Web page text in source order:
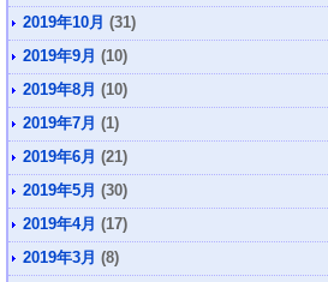
2019年10月 (31)
2019年9月 (10)
2019年8月 (10)
2019年7月 (1)
2019年6月 (21)
2019年5月 (30)
2019年4月 (17)
2019年3月 (8)